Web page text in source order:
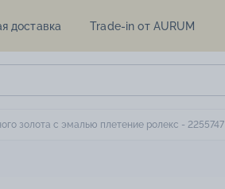
доставка Trade-in от AURUM
золота с эмалью плетение ролекс - 2255747